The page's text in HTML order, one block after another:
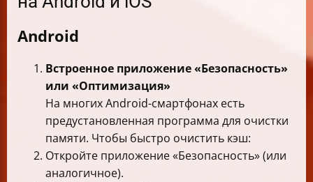
Android
Встроенное приложение «Безопасность»
или «Оптимизация»
На многих Android-смартфонах есть
предустановленная программа для очистки
памяти. Чтобы быстро очистить кэш:
Откройте приложение «Безопасность» (или
аналогичное).